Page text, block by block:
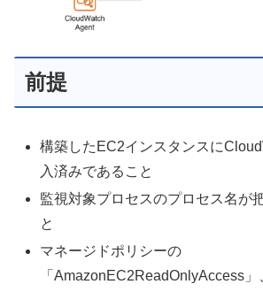
前提
構築したEC2インスタンスに
入済みであること
監視対象プロセスのプロセス名が
と
マネージドポリシーの
「AmazonEC2ReadOnlyAccess」